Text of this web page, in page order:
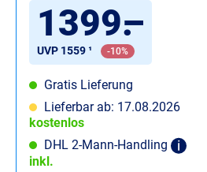
1399.
–
UVP 1559 ¹ -10%
Gratis Lieferung
Lieferbar ab: 17.08.2026
kostenlos
DHL 2-Mann-Handling
inkl.